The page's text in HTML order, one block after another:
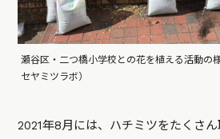
瀬谷区・二つ橋小学校との花を植える活動の
セヤミツラボ）
2021年8月には、ハチミツをたくさ